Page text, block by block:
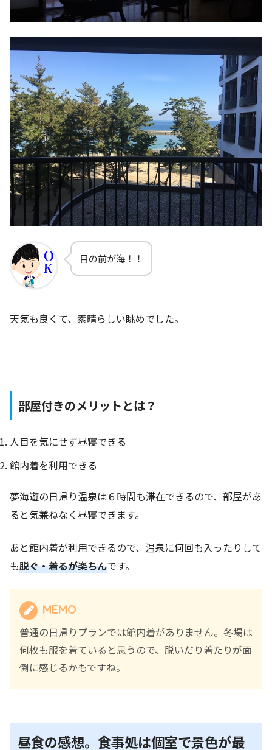
目の前が海！！
天気も良くて、素晴らしい眺めでした。
部屋付きのメリットとは？
人目を気にせず昼寝できる
館内着を利用できる
夢海遊の日帰り温泉は６時間も滞在できるので、部屋があ
ると気兼ねなく昼寝できます。
あと館内着が利用できるので、温泉に何回も入ったりして
も脱ぐ・着るが楽ちんです。
MEMO
普通の日帰りプランでは館内着がありません。冬場は
何枚も服を着ていると思うので、脱いだり着たりが面
倒に感じるかもですね。
昼食の感想。食事処は個室で景色が最